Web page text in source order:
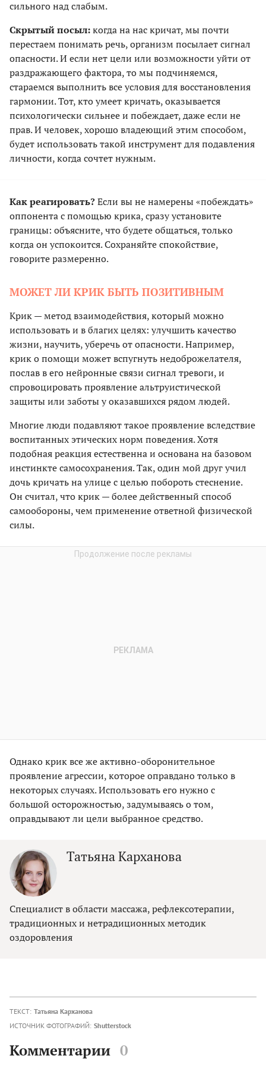
сильного над слабым.
Скрытый посыл:когда на нас кричат, мы почти
перестаем понимать речь, организм посылает сигнал
опасности. И если нет цели или возможности уйти от
раздражающего фактора, то мы подчиняемся,
стараемся выполнить все условия для восстановления
гармонии. Тот, кто умеет кричать, оказывается
психологически сильнее и побеждает, даже если не
прав. И человек, хорошо владеющий этим способом,
будет использовать такой инструмент для подавления
личности, когда сочтет нужным.
Как реагировать?Если вы не намерены «побеждать»
оппонента с помощью крика, сразу установите
границы: объясните, что будете общаться, только
когда он успокоится. Сохраняйте спокойствие,
говорите размеренно.
МОЖЕТ ЛИ КРИК БЫТЬ ПОЗИТИВНЫМ
Крик — метод взаимодействия, который можно
использовать и в благих целях: улучшить качество
жизни, научить, уберечь от опасности. Например,
крик о помощи может вспугнуть недоброжелателя,
послав в его нейронные связи сигнал тревоги, и
спровоцировать проявление альтруистической
защиты или заботы у оказавшихся рядом людей.
Многие люди подавляют такое проявление вследствие
воспитанных этических норм поведения. Хотя
подобная реакция естественна и основана на базовом
инстинкте самосохранения. Так, один мой друг учил
дочь кричать на улице с целью побороть стеснение.
Он считал, что крик — более действенный способ
самообороны, чем применение ответной физической
силы.
Однако крик все же активно-оборонительное
проявление агрессии, которое оправдано только в
некоторых случаях. Использовать его нужно с
большой осторожностью, задумываясь о том,
оправдывают ли цели выбранное средство.
Татьяна Карханова
Специалист в области массажа, рефлексотерапии,
традиционных и нетрадиционных методик
оздоровления
ТЕКСТ: Татьяна Карханова
ИСТОЧНИК ФОТОГРАФИЙ: Shutterstock
Комментарии 0